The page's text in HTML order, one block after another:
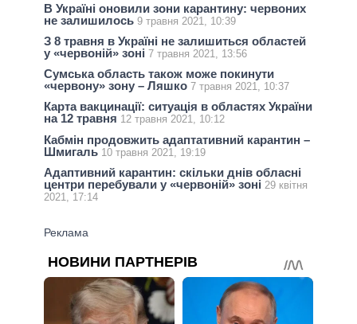
В Україні оновили зони карантину: червоних
не залишилось 9 травня 2021, 10:39
З 8 травня в Україні не залишиться областей
у «червоній» зоні 7 травня 2021, 13:56
Сумська область також може покинути
«червону» зону – Ляшко 7 травня 2021, 10:37
Карта вакцинації: ситуація в областях України
на 12 травня 12 травня 2021, 10:12
Кабмін продовжить адаптативний карантин –
Шмигаль 10 травня 2021, 19:19
Адаптивний карантин: скільки днів обласні
центри перебували у «червоній» зоні 29 квітня
2021, 17:14